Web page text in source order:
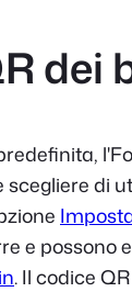
dei
scegliere di
e possono
. Il codice